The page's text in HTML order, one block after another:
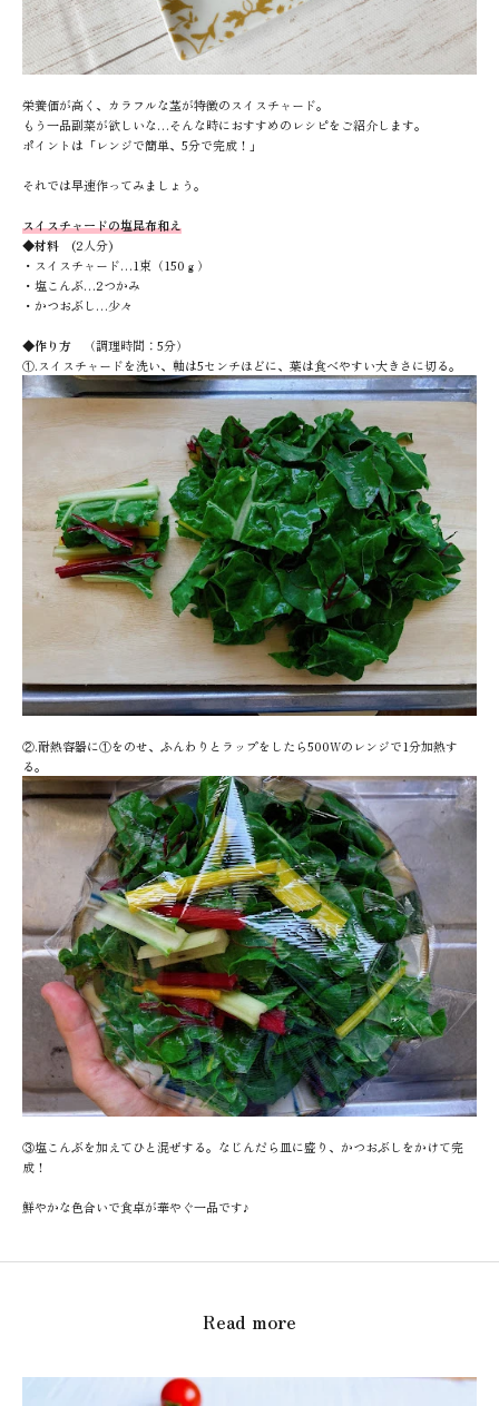
栄養価が高く、カラフルな茎が特徴のスイスチャード。
もう一品副菜が欲しいな…そんな時におすすめのレシピをご紹介します。
ポイントは「レンジで簡単、 5分で完成！」
それでは早速作ってみましょう。
スイスチャードの塩昆布和え
◆材料 (2人分)
・スイスチャード…1束（150 ｇ）
・塩こんぶ…2つかみ
・かつおぶし…少々
◆作り方 （調理時間： 5分）
①.スイスチャードを洗い、軸は5センチほどに、葉は食べやすい大きさに切る。
②.耐熱容器に①をのせ、ふんわりとラップをしたら500Wのレンジで1分加熱す
る。
③塩こんぶを加えてひと混ぜする。なじんだら皿に盛り、かつおぶしをかけて完
成！
鮮やかな色合いで食卓が華やぐ一品です♪
Read more